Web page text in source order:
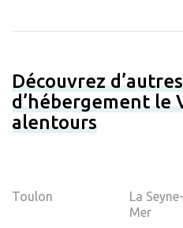
Découvrez
d’hébergement le
alentours
Toulon
La
Mer